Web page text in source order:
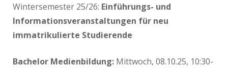
Wintersemester 25/26: Einführungs- und
Informationsveranstaltungen für neu
immatrikulierte Studierende
Bachelor Medienbildung: Mittwoch, 08.10.25, 10:30-